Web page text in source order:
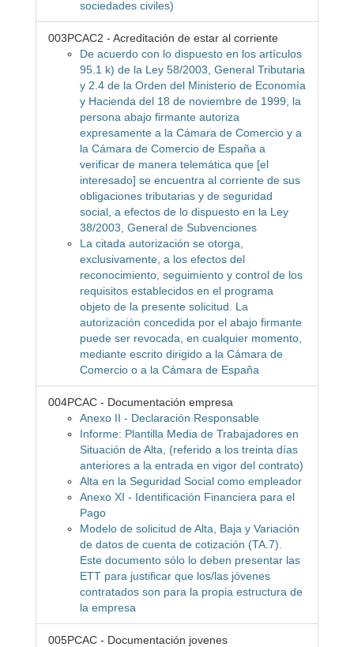
sociedades civiles)
003PCAC2 - Acreditación de estar al corriente
De acuerdo con lo dispuesto en los artículos
95.1 k) de la Ley 58/2003, General Tributaria
y 2.4 de la Orden del Ministerio de Economía
y Hacienda del 18 de noviembre de 1999, la
persona abajo firmante autoriza
expresamente a la Cámara de Comercio y a
la Cámara de Comercio de España a
verificar de manera telemática que [el
interesado] se encuentra al corriente de sus
obligaciones tributarias y de seguridad
social, a efectos de lo dispuesto en la Ley
38/2003, General de Subvenciones
La citada autorización se otorga,
exclusivamente, a los efectos del
reconocimiento, seguimiento y control de los
requisitos establecidos en el programa
objeto de la presente solicitud. La
autorización concedida por el abajo firmante
puede ser revocada, en cualquier momento,
mediante escrito dirigido a la Cámara de
Comercio o a la Cámara de España
004PCAC - Documentación empresa
Anexo II - Declaración Responsable
Informe: Plantilla Media de Trabajadores en
Situación de Alta, (referido a los treinta días
anteriores a la entrada en vigor del contrato)
Alta en la Seguridad Social como empleador
Anexo XI - Identificación Financiera para el
Pago
Modelo de solicitud de Alta, Baja y Variación
de datos de cuenta de cotización (TA.7).
Este documento sólo lo deben presentar las
ETT para justificar que los/las jóvenes
contratados son para la propia estructura de
la empresa
005PCAC - Documentación jovenes